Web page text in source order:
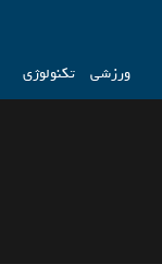
ورزشی تکنولوژی